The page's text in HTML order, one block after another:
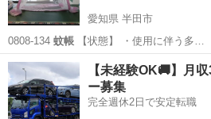
愛知県 半田市
0808-134 蚊帳 【状態】 ・使用に伴う多…
愛知 半田市 寝具 蚊帳
【未経験OK🚚】月
ー募集
完全週休2日で安定転職